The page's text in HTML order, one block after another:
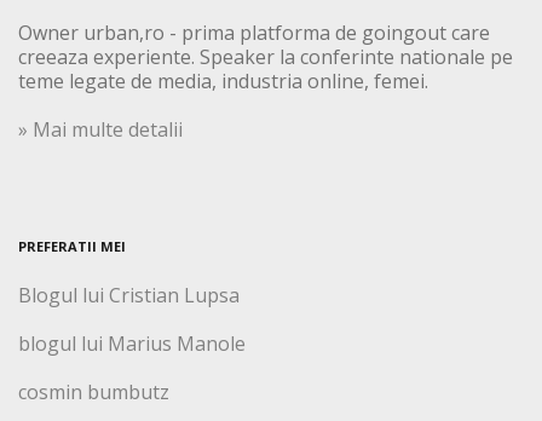
Owner urban,ro - prima platforma de goingout care
creeaza experiente. Speaker la conferinte nationale pe
teme legate de media, industria online, femei.
» Mai multe detalii
PREFERATII MEI
Blogul lui Cristian Lupsa
blogul lui Marius Manole
cosmin bumbutz